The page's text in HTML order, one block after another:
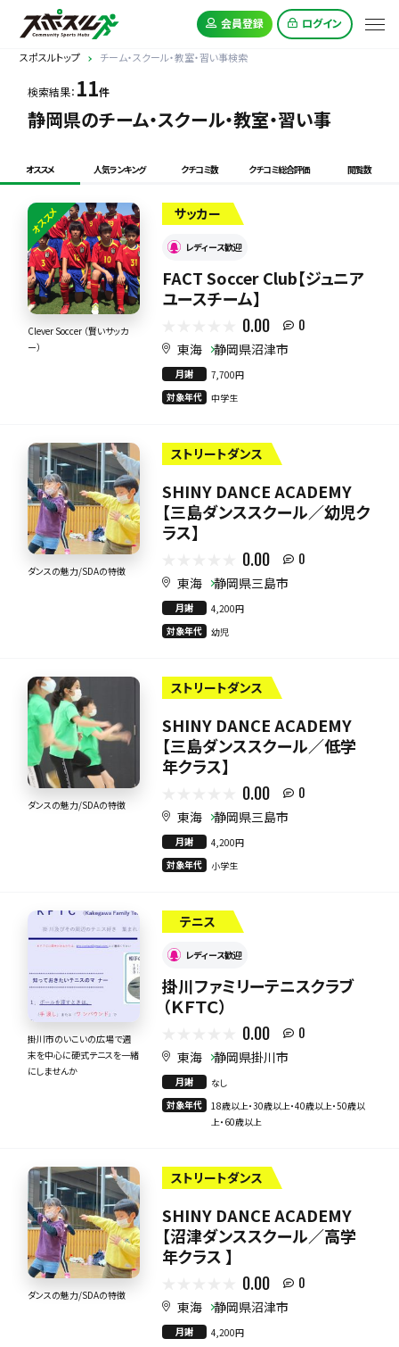
会員登録 ログイン
スポスルトップ チーム・スクール・教室・習い事検索
検索結果： 11件
静岡県のチーム・スクール・教室・習い事
オススメ 人気ランキング クチコミ数 クチコミ総合評価 閲覧数
オススメ
Clever Soccer （賢いサッカ
ー）
サッカー
レディース歓迎
FACT Soccer Club【ジュニア
ユースチーム】
0.00 0
東海 静岡県沼津市
月謝
7,700円
対象年代
中学生
ダンスの魅力/SDAの特徴
ストリートダンス
SHINY DANCE ACADEMY
【三島ダンススクール／幼児ク
ラス】
0.00 0
東海 静岡県三島市
月謝
4,200円
対象年代
幼児
ダンスの魅力/SDAの特徴
ストリートダンス
SHINY DANCE ACADEMY
【三島ダンススクール／低学
年クラス】
0.00 0
東海 静岡県三島市
月謝
4,200円
対象年代
小学生
掛川市のいこいの広場で週
末を中心に硬式テニスを一緒
にしませんか
テニス
レディース歓迎
掛川ファミリーテニスクラブ
（ＫＦＴＣ）
0.00 0
東海 静岡県掛川市
月謝
なし
対象年代
18歳以上・30歳以上・40歳以上・50歳以
上・60歳以上
ダンスの魅力/SDAの特徴
ストリートダンス
SHINY DANCE ACADEMY
【沼津ダンススクール／高学
年クラス 】
0.00 0
東海 静岡県沼津市
月謝
4,200円